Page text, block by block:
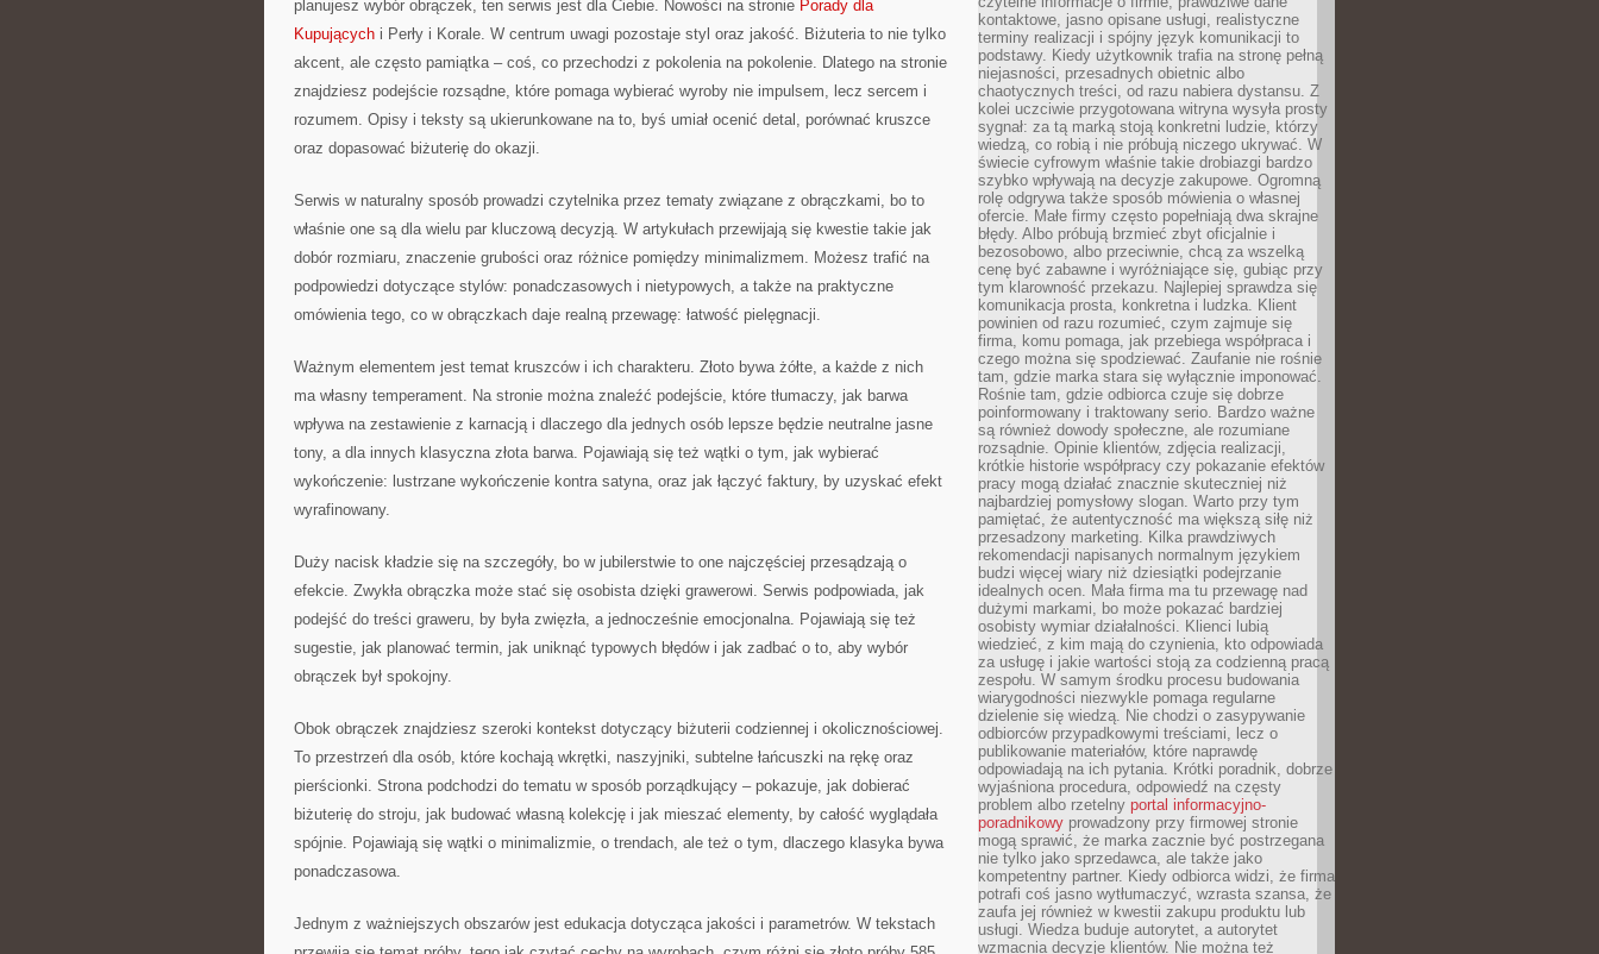
planujesz wybór obrączek, ten serwis jest dla Ciebie. Nowości na stronie Porady dla
Kupujących i Perły i Korale. W centrum uwagi pozostaje styl oraz jakość. Biżuteria to nie tylko
akcent, ale często pamiątka – coś, co przechodzi z pokolenia na pokolenie. Dlatego na stronie
znajdziesz podejście rozsądne, które pomaga wybierać wyroby nie impulsem, lecz sercem i
rozumem. Opisy i teksty są ukierunkowane na to, byś umiał ocenić detal, porównać kruszce
oraz dopasować biżuterię do okazji.
Serwis w naturalny sposób prowadzi czytelnika przez tematy związane z obrączkami, bo to
właśnie one są dla wielu par kluczową decyzją. W artykułach przewijają się kwestie takie jak
dobór rozmiaru, znaczenie grubości oraz różnice pomiędzy minimalizmem. Możesz trafić na
podpowiedzi dotyczące stylów: ponadczasowych i nietypowych, a także na praktyczne
omówienia tego, co w obrączkach daje realną przewagę: łatwość pielęgnacji.
Ważnym elementem jest temat kruszców i ich charakteru. Złoto bywa żółte, a każde z nich
ma własny temperament. Na stronie można znaleźć podejście, które tłumaczy, jak barwa
wpływa na zestawienie z karnacją i dlaczego dla jednych osób lepsze będzie neutralne jasne
tony, a dla innych klasyczna złota barwa. Pojawiają się też wątki o tym, jak wybierać
wykończenie: lustrzane wykończenie kontra satyna, oraz jak łączyć faktury, by uzyskać efekt
wyrafinowany.
Duży nacisk kładzie się na szczegóły, bo w jubilerstwie to one najczęściej przesądzają o
efekcie. Zwykła obrączka może stać się osobista dzięki grawerowi. Serwis podpowiada, jak
podejść do treści graweru, by była zwięzła, a jednocześnie emocjonalna. Pojawiają się też
sugestie, jak planować termin, jak uniknąć typowych błędów i jak zadbać o to, aby wybór
obrączek był spokojny.
Obok obrączek znajdziesz szeroki kontekst dotyczący biżuterii codziennej i okolicznościowej.
To przestrzeń dla osób, które kochają wkrętki, naszyjniki, subtelne łańcuszki na rękę oraz
pierścionki. Strona podchodzi do tematu w sposób porządkujący – pokazuje, jak dobierać
biżuterię do stroju, jak budować własną kolekcję i jak mieszać elementy, by całość wyglądała
spójnie. Pojawiają się wątki o minimalizmie, o trendach, ale też o tym, dlaczego klasyka bywa
ponadczasowa.
Jednym z ważniejszych obszarów jest edukacja dotycząca jakości i parametrów. W tekstach
kontaktowe, jasno opisane usługi, realistyczne
terminy realizacji i spójny język komunikacji to
podstawy. Kiedy użytkownik trafia na stronę pełną
niejasności, przesadnych obietnic albo
chaotycznych treści, od razu nabiera dystansu. Z
kolei uczciwie przygotowana witryna wysyła prosty
sygnał: za tą marką stoją konkretni ludzie, którzy
wiedzą, co robią i nie próbują niczego ukrywać. W
świecie cyfrowym właśnie takie drobiazgi bardzo
szybko wpływają na decyzje zakupowe. Ogromną
rolę odgrywa także sposób mówienia o własnej
ofercie. Małe firmy często popełniają dwa skrajne
błędy. Albo próbują brzmieć zbyt oficjalnie i
bezosobowo, albo przeciwnie, chcą za wszelką
cenę być zabawne i wyróżniające się, gubiąc przy
tym klarowność przekazu. Najlepiej sprawdza się
komunikacja prosta, konkretna i ludzka. Klient
powinien od razu rozumieć, czym zajmuje się
firma, komu pomaga, jak przebiega współpraca i
czego można się spodziewać. Zaufanie nie rośnie
tam, gdzie marka stara się wyłącznie imponować.
Rośnie tam, gdzie odbiorca czuje się dobrze
poinformowany i traktowany serio. Bardzo ważne
są również dowody społeczne, ale rozumiane
rozsądnie. Opinie klientów, zdjęcia realizacji,
krótkie historie współpracy czy pokazanie efektów
pracy mogą działać znacznie skuteczniej niż
najbardziej pomysłowy slogan. Warto przy tym
pamiętać, że autentyczność ma większą siłę niż
przesadzony marketing. Kilka prawdziwych
rekomendacji napisanych normalnym językiem
budzi więcej wiary niż dziesiątki podejrzanie
idealnych ocen. Mała firma ma tu przewagę nad
dużymi markami, bo może pokazać bardziej
osobisty wymiar działalności. Klienci lubią
wiedzieć, z kim mają do czynienia, kto odpowiada
za usługę i jakie wartości stoją za codzienną pracą
zespołu. W samym środku procesu budowania
wiarygodności niezwykle pomaga regularne
dzielenie się wiedzą. Nie chodzi o zasypywanie
odbiorców przypadkowymi treściami, lecz o
publikowanie materiałów, które naprawdę
odpowiadają na ich pytania. Krótki poradnik, dobrze
wyjaśniona procedura, odpowiedź na częsty
problem albo rzetelny portal informacyjno-
poradnikowy prowadzony przy firmowej stronie
mogą sprawić, że marka zacznie być postrzegana
nie tylko jako sprzedawca, ale także jako
kompetentny partner. Kiedy odbiorca widzi, że firma
potrafi coś jasno wytłumaczyć, wzrasta szansa, że
zaufa jej również w kwestii zakupu produktu lub
usługi. Wiedza buduje autorytet, a autorytet
wzmacnia decyzje klientów. Nie można też